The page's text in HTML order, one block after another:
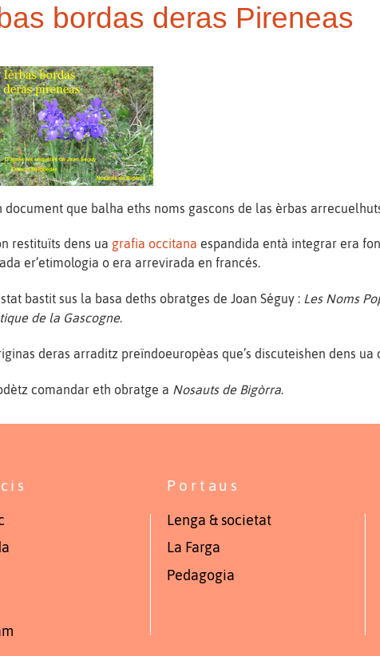
bordas deras Pireneas
document que balha eths noms gascons de las èrbas
restituïts dens ua grafia occitana espandida entà integrar era
er’etimologia o era arrevirada en francés.
bastit sus la basa deths obratges de Joan Séguy : Les Noms
de la Gascogne.
deras arraditz preïndoeuropèas que’s discuteishen dens
comandar eth obratge a Nosauts de Bigòrra.
Portaus
Lenga & societat
La Farga
Pedagogia